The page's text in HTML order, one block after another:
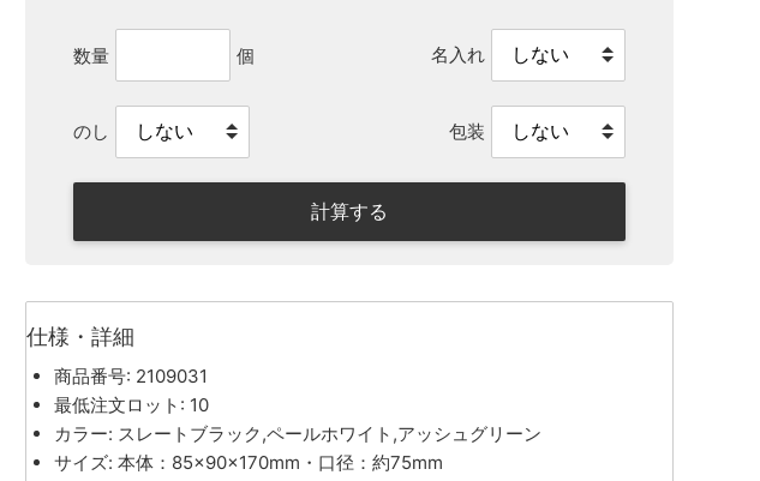
数量 個 名入れ
のし 包装
計算する
仕様・詳細
商品番号: 2109031
最低注文ロット: 10
カラー: スレートブラック,ペールホワイト,アッシュグリーン
サイズ: 本体：85×90×170mm・口径：約75mm